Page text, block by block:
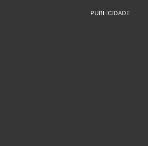
PUBLICIDADE